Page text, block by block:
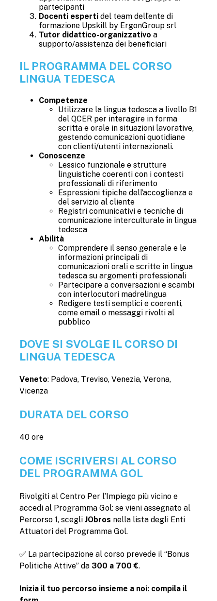
partecipanti
Docenti esperti del team dell’ente di
formazione Upskill by ErgonGroup srl
Tutor didattico-organizzativo a
supporto/assistenza dei beneficiari
IL PROGRAMMA DEL CORSO
LINGUA TEDESCA
Competenze
Utilizzare la lingua tedesca a livello B1
del QCER per interagire in forma
scritta e orale in situazioni lavorative,
gestendo comunicazioni quotidiane
con clienti/utenti internazionali.
Conoscenze
Lessico funzionale e strutture
linguistiche coerenti con i contesti
professionali di riferimento
Espressioni tipiche dell’accoglienza e
del servizio al cliente
Registri comunicativi e tecniche di
comunicazione interculturale in lingua
tedesca
Abilità
Comprendere il senso generale e le
informazioni principali di
comunicazioni orali e scritte in lingua
tedesca su argomenti professionali
Partecipare a conversazioni e scambi
con interlocutori madrelingua
Redigere testi semplici e coerenti,
come email o messaggi rivolti al
pubblico
DOVE SI SVOLGE IL CORSO DI
LINGUA TEDESCA
Veneto: Padova, Treviso, Venezia, Verona,
Vicenza
DURATA DEL CORSO
40 ore
COME ISCRIVERSI AL CORSO
DEL PROGRAMMA GOL
Rivolgiti al Centro Per l’Impiego più vicino e
accedi al Programma Gol: se vieni assegnato al
Percorso 1, scegli JObros nella lista degli Enti
Attuatori del Programma Gol.
✅ La partecipazione al corso prevede il “Bonus
Politiche Attive” da 300 a 700 €.
Inizia il tuo percorso insieme a noi: compila il